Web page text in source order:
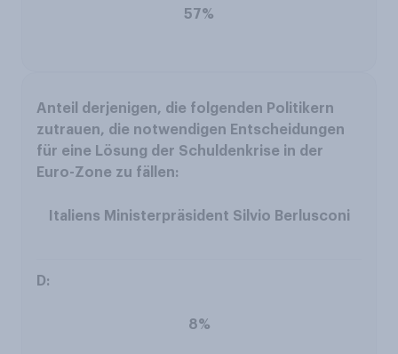
57%
Italiens Ministerpräsident Silvio Berlusconi
8%